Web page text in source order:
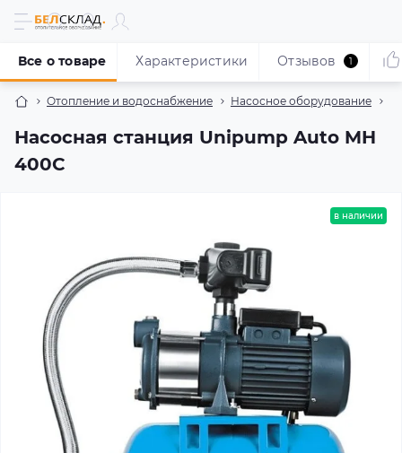
Отопление и водоснабжение Насосное оборудование
Насосная станция Unipump Auto MH
400C
Все о товаре Характеристики Отзывов 1
в наличии